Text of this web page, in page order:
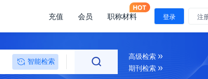
充值 会员 职称材料 登录 注
智能检索
高级检索
期刊检索